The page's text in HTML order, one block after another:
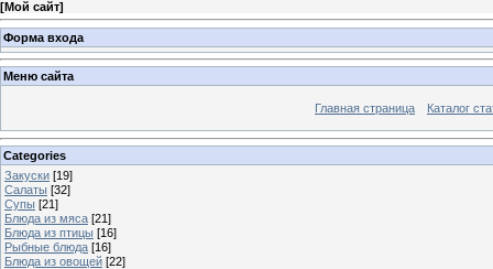
[Мой сайт]
Форма входа
Меню сайта
Главная страница Каталог
Categories
Закуски [19]
Салаты [32]
Супы [21]
Блюда из мяса [21]
Блюда из птицы [16]
Рыбные блюда [16]
Блюда из овощей [22]